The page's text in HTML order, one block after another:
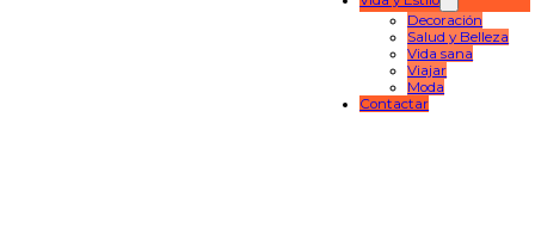
Decoración
Salud y Belleza
Vida sana
Viajar
Moda
Contactar